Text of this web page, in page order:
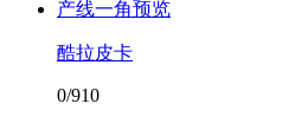
产线一角预览
酷拉皮卡
0/910